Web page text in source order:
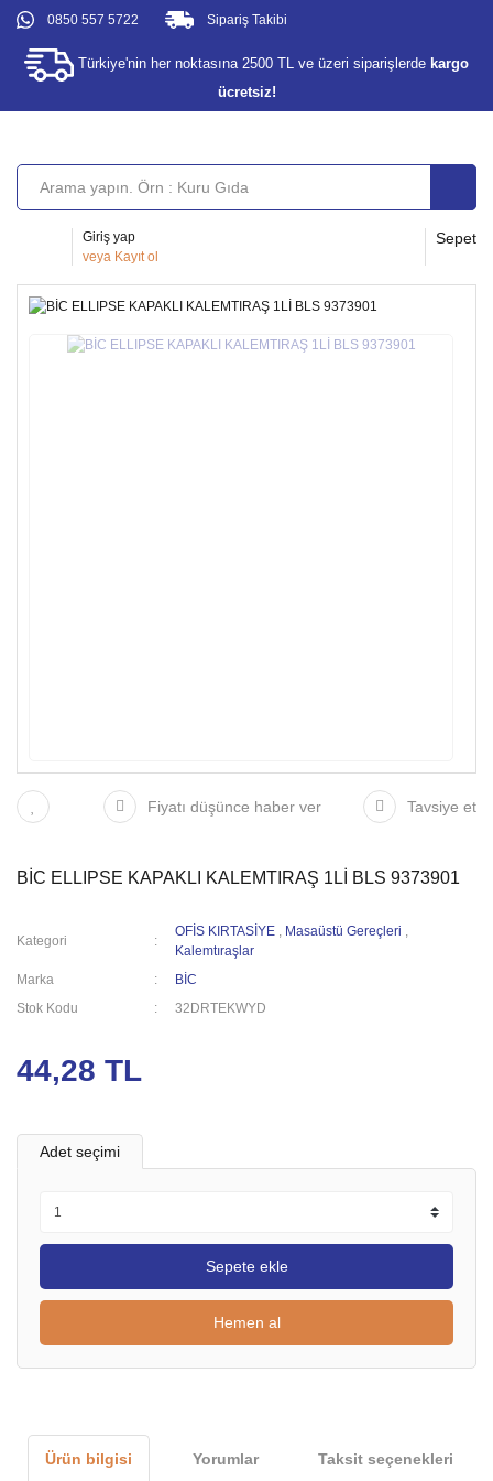
0850 557 5722
Türkiye'nin her noktasına 2500 TL ve üzeri siparişlerde kargo
ücretsiz!
Sipariş Takibi
Giriş yap
veya Kayıt ol
Sepet
Fiyatı düşünce haber ver Tavsiye et
BİC ELLIPSE KAPAKLI KALEMTIRAŞ 1Lİ BLS 9373901
Kategori
OFİS KIRTASİYE , Masaüstü Gereçleri ,
Kalemtıraşlar
Marka
BİC
Stok Kodu
32DRTEKWYD
44,28 TL
Adet seçimi
Sepete ekle
Hemen al
Ürün bilgisi Yorumlar Taksit seçenekleri